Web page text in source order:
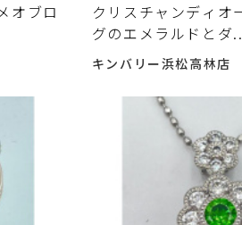
オブロ
クリスチャンディオ
グのエメラルドとダ
キンバリー浜松高林店